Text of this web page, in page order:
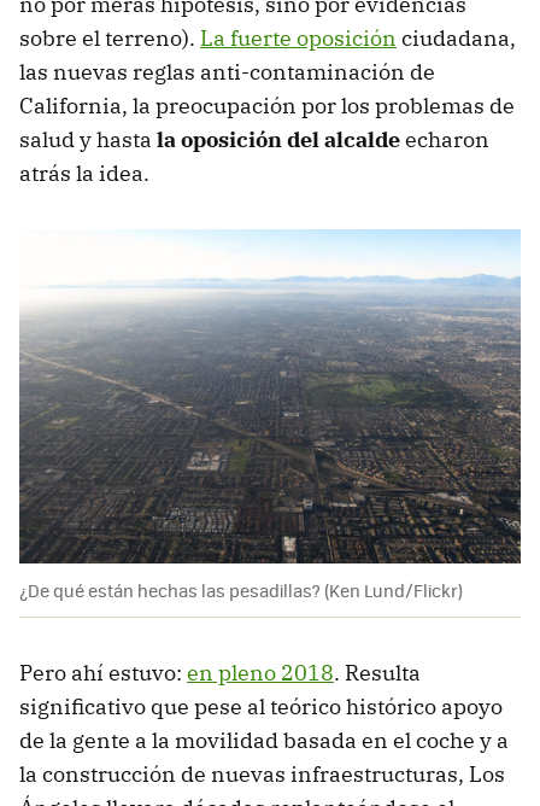
sobre el terreno). La fuerte oposición ciudadana,
las nuevas reglas anti-contaminación de
California, la preocupación por los problemas de
salud y hasta la oposición del alcaldeecharon
atrás la idea.
¿De qué están hechas las pesadillas? (Ken Lund/Flickr)
Pero ahí estuvo: en pleno 2018. Resulta
significativo que pese al teórico histórico apoyo
de la gente a la movilidad basada en el coche y a
la construcción de nuevas infraestructuras, Los